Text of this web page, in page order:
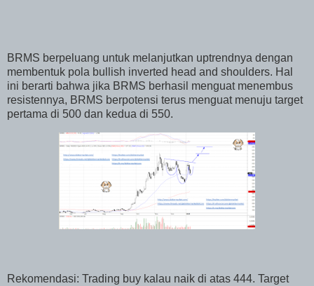
BRMS berpeluang untuk melanjutkan uptrendnya dengan
membentuk pola bullish inverted head and shoulders. Hal
ini berarti bahwa jika BRMS berhasil menguat menembus
resistennya, BRMS berpotensi terus menguat menuju target
pertama di 500 dan kedua di 550.
Rekomendasi: Trading buy kalau naik di atas 444. Target